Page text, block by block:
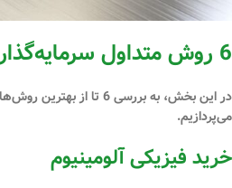
6 روش متداول سرمایه‌گذاری در آلومینیوم
در این بخش، به بررسی 6 تا
می‌پردازیم.
خرید فیزیکی آلومینیوم